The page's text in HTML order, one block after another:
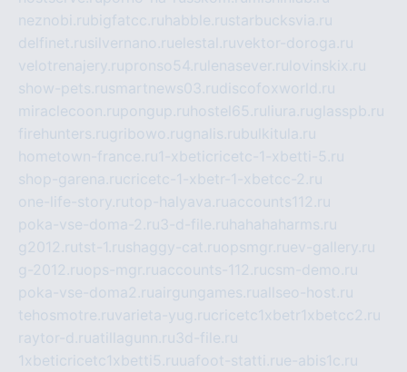
neznobi.rubigfatcc.ru habble.rustarbucksvia.ru
delfinet.rusilvernano.ruelestal.ruvektor-doroga.ru
velotrenajery.rupronso54.ru lenasever.ru lovinskix.ru
show-pets.rusmartnews03.rudiscofoxworld.ru
miraclecoon.rupongup.ru hostel65.ru liura.ruglasspb.ru
firehunters.rugribowo.rugnalis.rubulkitula.ru
hometown-france.ru1-xbeticricetc-1-xbetti-5.ru
shop-garena.rucricetc-1-xbetr-1-xbetcc-2.ru
one-life-story.rutop-halyava.ruaccounts112.ru
poka-vse-doma-2.ru3-d-file.ru hahahaharms.ru
g2012.rutst-1.rushaggy-cat.ruopsmgr.ruev-gallery.ru
g-2012.ruops-mgr.ruaccounts-112.rucsm-demo.ru
poka-vse-doma2.ruairgungames.ruallseo-host.ru
tehosmotre.ruvarieta-yug.rucricetc1xbetr1xbetcc2.ru
raytor-d.ruatillagunn.ru3d-file.ru
1xbeticricetc1xbetti5.ruuafoot-statti.rue-abis1c.ru